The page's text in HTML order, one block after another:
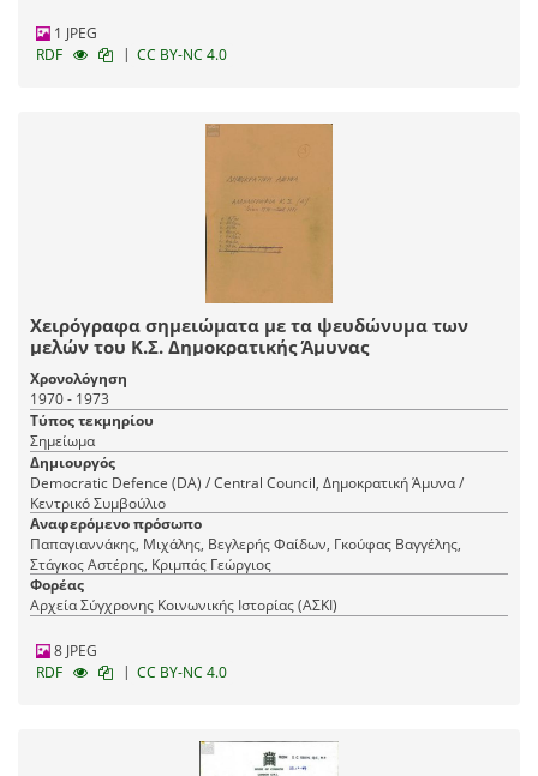
1 JPEG
RDF
| CC BY-NC 4.0
Χειρόγραφα σημειώματα με τα ψευδώνυμα των
μελών του Κ.Σ. Δημοκρατικής Άμυνας
Χρονολόγηση
1970 - 1973
Τύπος τεκμηρίου
Σημείωμα
Δημιουργός
Democratic Defence (DA) / Central Council, Δημοκρατική Άμυνα /
Κεντρικό Συμβούλιο
Αναφερόμενο πρόσωπο
Παπαγιαννάκης, Μιχάλης, Βεγλερής Φαίδων, Γκούφας Βαγγέλης,
Στάγκος Αστέρης, Κριμπάς Γεώργιος
Φορέας
Αρχεία Σύγχρονης Κοινωνικής Ιστορίας (ΑΣΚΙ)
8 JPEG
RDF
| CC BY-NC 4.0